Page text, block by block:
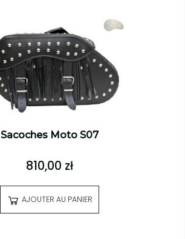
Sacoches Moto S07
810,00 zł
AJOUTER AU PANIER